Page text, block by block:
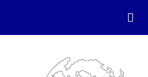
contenido